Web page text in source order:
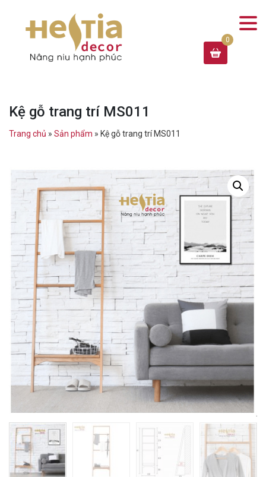
Kệ gỗ trang trí MS011
Trang chủ » Sản phẩm » Kệ gỗ trang trí MS011